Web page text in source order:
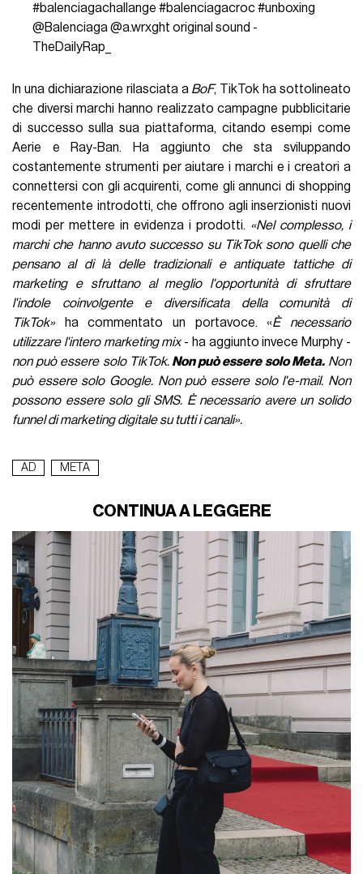
#balenciagachallange #balenciagacroc#unboxing
@Balenciaga @a.wrxght original sound -
TheDailyRap_
In una dichiarazione rilasciata a BoF, TikTok ha sottolineato
che diversi marchi hanno realizzato campagne pubblicitarie
di successo sulla sua piattaforma, citando esempi come
Aerie e Ray-Ban. Ha aggiunto che sta sviluppando
costantemente strumenti per aiutare i marchi e i creatori a
connettersi con gli acquirenti, come gli annunci di shopping
recentemente introdotti, che offrono agli inserzionisti nuovi
modi per mettere in evidenza i prodotti. «Nel complesso, i
marchi che hanno avuto successo su TikTok sono quelli che
pensano al di là delle tradizionali e antiquate tattiche di
marketing e sfruttano al meglio l'opportunità di sfruttare
l'indole coinvolgente e diversificata della comunità di
TikTok» ha commentato un portavoce. «È necessario
utilizzare l'intero marketing mix- ha aggiunto invece Murphy -
non può essere solo TikTok.Non può essere solo Meta.Non
può essere solo Google. Non può essere solo l'e-mail. Non
possono essere solo gli SMS. È necessario avere un solido
funnel di marketing digitale su tutti i canali».
AD META
CONTINUA A LEGGERE